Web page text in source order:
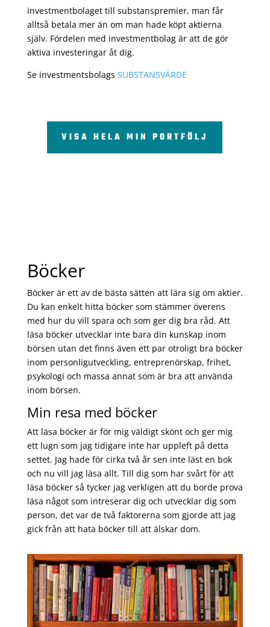
investmentbolaget till substanspremier, man får
alltså betala mer än om man hade köpt aktierna
själv. Fördelen med investmentbolag är att de gör
aktiva investeringar åt dig.
Se investmentsbolags SUBSTANSVÄRDE
VISA HELA MIN PORTFÖLJ
Böcker
Böcker är ett av de bästa sätten att lära sig om aktier.
Du kan enkelt hitta böcker som stämmer överens
med hur du vill spara och som ger dig bra råd. Att
läsa böcker utvecklar inte bara din kunskap inom
börsen utan det finns även ett par otroligt bra böcker
inom personligutveckling, entreprenörskap, frihet,
psykologi och massa annat som är bra att använda
inom börsen.
Min resa med böcker
Att läsa böcker är för mig väldigt skönt och ger mig
ett lugn som jag tidigare inte har uppleft på detta
settet. Jag hade för cirka två år sen inte läst en bok
och nu vill jag läsa allt. Till dig som har svårt för att
läsa böcker så tycker jag verkligen att du borde prova
läsa något som intreserar dig och utvecklar dig som
person, det var de två faktorerna som gjorde att jag
gick från att hata böcker till att älskar dom.